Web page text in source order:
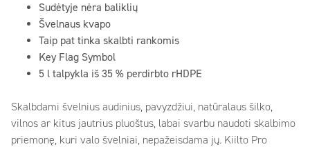
Sudėtyje nėra baliklių
Švelnaus kvapo
Taip pat tinka skalbti rankomis
Key Flag Symbol
5 l talpykla iš 35 % perdirbto rHDPE
Skalbdami švelnius audinius, pavyzdžiui, natūralaus šilko,
vilnos ar kitus jautrius pluoštus, labai svarbu naudoti skalbimo
priemonę, kuri valo švelniai, nepažeisdama jų. Kiilto Pro